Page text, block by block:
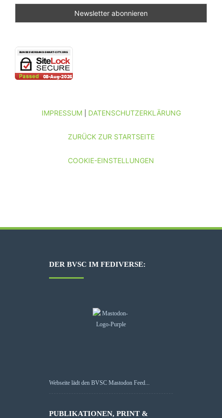
IMPRESSUM| DATENSCHUTZERKLÄRUNG
ZURÜCK ZUR STARTSEITE
COOKIE-EINSTELLUNGEN
DER BVSC IM FEDIVERSE:
Webseite lädt den BVSC Mastodon Feed...
PUBLIKATIONEN, PRINT &